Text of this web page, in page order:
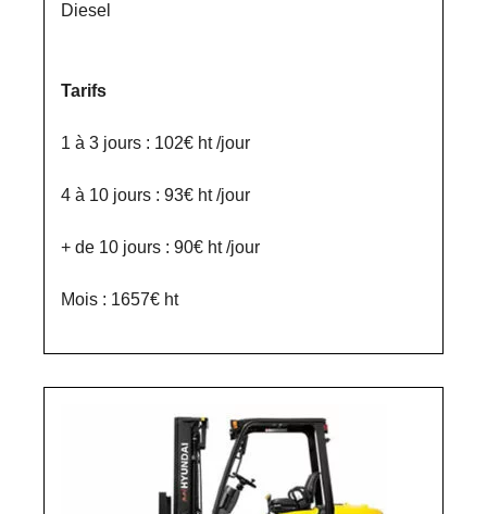
Diesel
Tarifs
1 à 3 jours : 102€ ht /jour
4 à 10 jours : 93€ ht /jour
+ de 10 jours : 90€ ht /jour
Mois : 1657€ ht